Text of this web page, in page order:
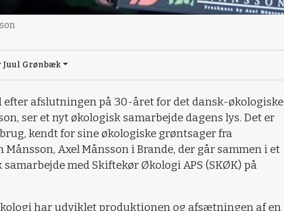
Juul Grønbæk
efter afslutningen på 30-året for det dansk-økologiske
ser et nyt økologisk samarbejde dagens lys. Det er
kendt for sine økologiske grøntsager fra
Axel Månsson i Brande, der går sammen i et
med Skiftekør Økologi APS (SKØK) på
har udviklet produktionen og afsætningen af en